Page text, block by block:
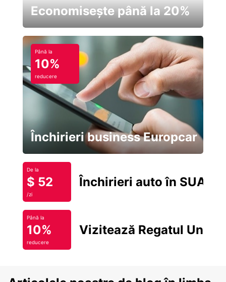
Economisește până la 20%
Până la
10%
reducere
Închirieri business Europcar
De la
$ 52
/zi
Închirieri auto în SUA
Până la
10%
reducere
Vizitează Regatul Unit